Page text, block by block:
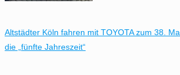
Altstädter Köln fahren mit TOYOTA zum 38.
die „fünfte Jahreszeit“